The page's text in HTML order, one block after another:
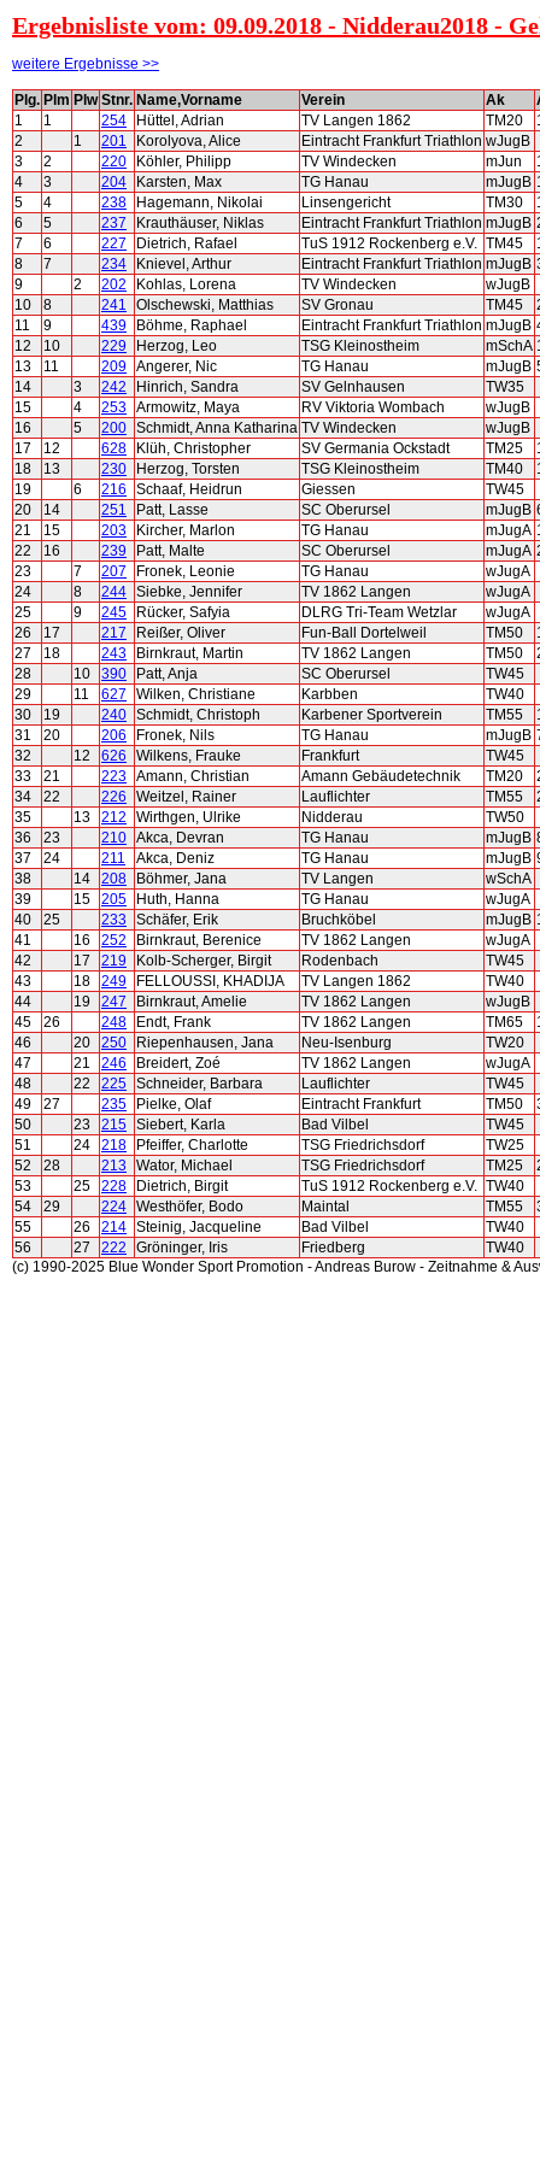
Ergebnisliste vom: 09.09.2018 - Nidderau2018 -
weitere Ergebnisse >>
Plg. Plm Plw Stnr. Name,Vorname Verein Ak
1
1 254 Hüttel, Adrian TV Langen 1862 TM20
2
1 201 Korolyova, Alice Eintracht Frankfurt Triathlon wJugB
3
2 220 Köhler, Philipp TV Windecken mJun
4
3 204 Karsten, Max TG Hanau mJugB
5
4 238 Hagemann, Nikolai Linsengericht TM30
6
5 237 Krauthäuser, Niklas Eintracht Frankfurt Triathlon mJugB
7
6 227 Dietrich, Rafael TuS 1912 Rockenberg e.V. TM45
8
7 234 Knievel, Arthur Eintracht Frankfurt Triathlon mJugB
9
2 202 Kohlas, Lorena TV Windecken
wJugB
10
8 241 Olschewski, Matthias SV Gronau TM45
11
9 439 Böhme, Raphael Eintracht Frankfurt Triathlon mJugB
12
10 229 Herzog, Leo TSG Kleinostheim mSchA
13
11 209 Angerer, Nic TG Hanau mJugB
14
3 242 Hinrich, Sandra SV Gelnhausen
TW35
15
4 253 Armowitz, Maya RV Viktoria Wombach
wJugB
16
5 200 Schmidt, Anna Katharina TV Windecken
wJugB
17
12 628 Klüh, Christopher SV Germania Ockstadt TM25
18
13 230 Herzog, Torsten TSG Kleinostheim TM40
19
6 216 Schaaf, Heidrun Giessen
TW45
20
14 251 Patt, Lasse SC Oberursel mJugB
21
15 203 Kircher, Marlon TG Hanau mJugA
22
16 239 Patt, Malte SC Oberursel mJugA
23
7 207 Fronek, Leonie TG Hanau
wJugA
24
8 244 Siebke, Jennifer TV 1862 Langen
wJugA
25
9 245 Rücker, Safyia DLRG Tri-Team Wetzlar
wJugA
26
17 217 Reißer, Oliver Fun-Ball Dortelweil TM50
27
18 243 Birnkraut, Martin TV 1862 Langen TM50
28
10 390 Patt, Anja SC Oberursel
TW45
29
11 627 Wilken, Christiane Karbben
TW40
30
19 240 Schmidt, Christoph Karbener Sportverein TM55
31
20 206 Fronek, Nils TG Hanau mJugB
32
12 626 Wilkens, Frauke Frankfurt
TW45
33
21 223 Amann, Christian Amann Gebäudetechnik TM20
34
22 226 Weitzel, Rainer Lauflichter TM55
35
13 212 Wirthgen, Ulrike Nidderau
TW50
36
23 210 Akca, Devran TG Hanau mJugB
37
24 211 Akca, Deniz TG Hanau mJugB
38
14 208 Böhmer, Jana TV Langen
wSchA
39
15 205 Huth, Hanna TG Hanau
wJugA
40
25 233 Schäfer, Erik Bruchköbel mJugB
41
16 252 Birnkraut, Berenice TV 1862 Langen
wJugA
42
17 219 Kolb-Scherger, Birgit Rodenbach
TW45
43
18 249 FELLOUSSI, KHADIJA TV Langen 1862
TW40
44
19 247 Birnkraut, Amelie TV 1862 Langen
wJugB
45
26 248 Endt, Frank TV 1862 Langen TM65
46
20 250 Riepenhausen, Jana Neu-Isenburg
TW20
47
21 246 Breidert, Zoé TV 1862 Langen
wJugA
48
22 225 Schneider, Barbara Lauflichter
TW45
49
27 235 Pielke, Olaf Eintracht Frankfurt TM50
50
23 215 Siebert, Karla Bad Vilbel
TW45
51
24 218 Pfeiffer, Charlotte TSG Friedrichsdorf
TW25
52
28 213 Wator, Michael TSG Friedrichsdorf TM25
53
25 228 Dietrich, Birgit TuS 1912 Rockenberg e.V. TW40
54
29 224 Westhöfer, Bodo Maintal TM55
55
26 214 Steinig, Jacqueline Bad Vilbel
TW40
56
27 222 Gröninger, Iris Friedberg
TW40
(c) 1990-2025 Blue Wonder Sport Promotion - Andreas Burow - Zeitnahme &